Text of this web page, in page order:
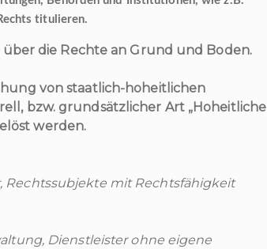
titulieren.
die Rechte an Grund und Boden.
von staatlich-hoheitlichen
bzw. grundsätzlicher Art „Hoheitliche
werden.
mit Rechtsfähigkeit
Dienstleister ohne eigene